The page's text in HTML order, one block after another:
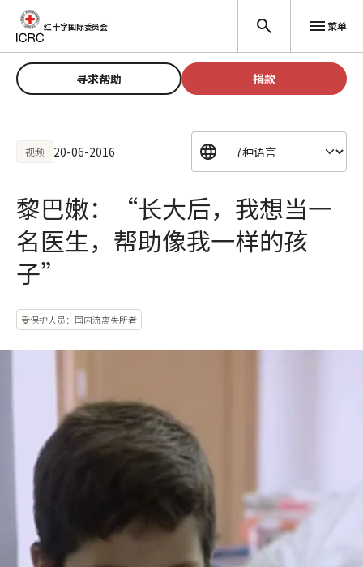
跳至主要内容
红十字国际委员会 菜单
寻求帮助 捐款
视频 20-06-2016
黎巴嫩：“长大后，我想当一
名医生，帮助像我一样的孩
子”
受保护人员：国内流离失所者